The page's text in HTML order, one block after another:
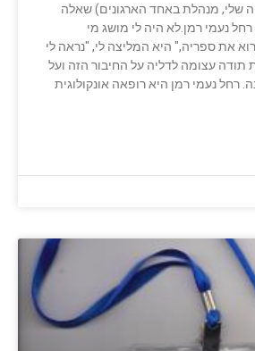
שלי, מנהלת באחד הארגונים) שאלה
נעמי רמן.לא היה לי מושג מי
את ספריה," היא המליצה לי, "נראה לי
עצומה לדליה על החיבור הזה ועל
רחל נעמי רמן היא רופאה אונקולוגית